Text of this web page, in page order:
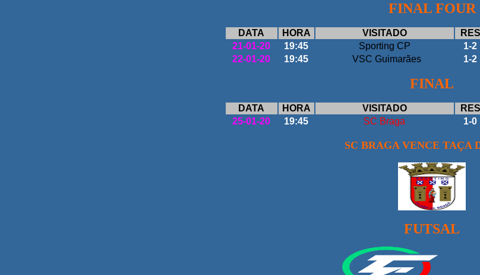
FINAL FOUR
DATA HORA VISITADO RES
21-01-20
19:45 Sporting CP 1-2
22-01-20
19:45 VSC Guimarães 1-2
FINAL
DATA HORA VISITADO RES
25-01-20
19:45 SC Braga 1-0
SC BRAGA VENCE TAÇA
FUTSAL